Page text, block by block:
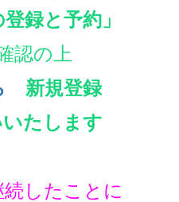
録と予約」
認の上
新規登録
たします
したことに